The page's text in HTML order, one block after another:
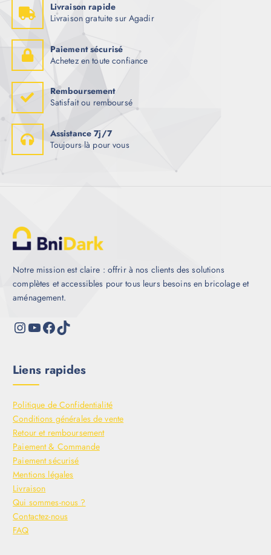
Livraison rapide
Livraison gratuite sur Agadir
Paiement sécurisé
Achetez en toute confiance
Remboursement
Satisfait ou remboursé
Assistance 7j/7
Toujours là pour vous
Notre mission est claire : offrir à nos clients des solutions
complètes et accessibles pour tous leurs besoins en bricolage et
aménagement.
Liens rapides
Politique de Confidentialité
Conditions générales de vente
Retour et remboursement
Paiement & Commande
Paiement sécurisé
Mentions légales
Livraison
Qui sommes-nous ?
Contactez-nous
FAQ